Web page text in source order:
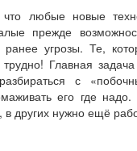
любые новые
прежде
угрозы. Те,
трудно! Главная
с
его где
в других нужно ещё